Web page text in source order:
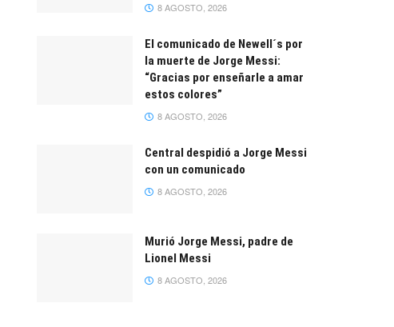
8 AGOSTO, 2026
El comunicado de Newell´s por
la muerte de Jorge Messi:
“Gracias por enseñarle a amar
estos colores”
8 AGOSTO, 2026
Central despidió a Jorge Messi
con un comunicado
8 AGOSTO, 2026
Murió Jorge Messi, padre de
Lionel Messi
8 AGOSTO, 2026